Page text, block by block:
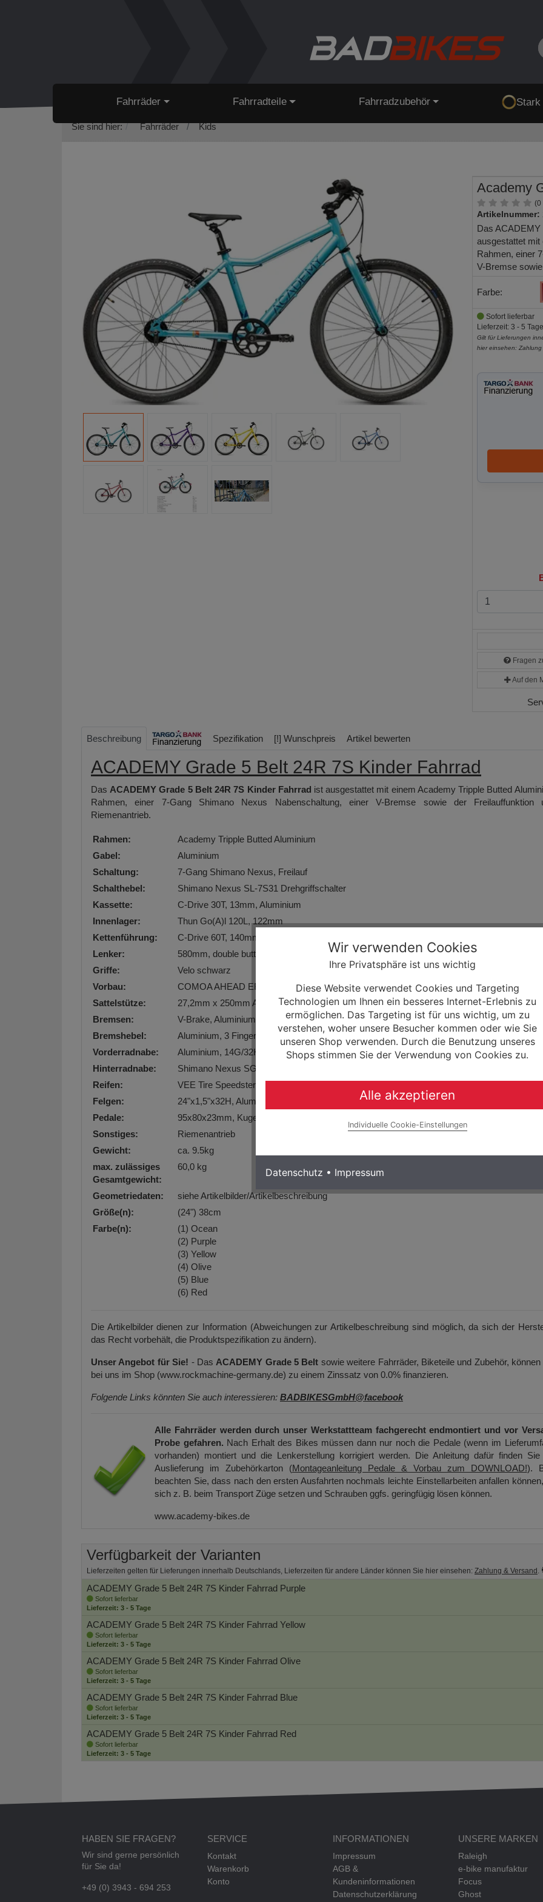
Fahrräder Fahrradteile Fahrradzubehör Stark
Sie sind hier: Fahrräder Kids
Academy
(0
Artikelnummer:
Das ACADEMY
ausgestattet mit
Rahmen, einer
V-Bremse
Farbe:
Sofort lieferbar
Lieferzeit: 3 - 5
Gilt für Lieferungen
hier einsehen:
Fragen
Auf den
Beschreibung Spezifikation [!] Wunschpreis Artikel bewerten
ACADEMY Grade 5 Belt 24R 7S Kinder Fahrrad
Das ACADEMY Grade 5 Belt 24R 7S Kinder Fahrrad ist ausgestattet mit einem Academy Tripple Butted
Rahmen, einer 7-Gang Shimano Nexus Nabenschaltung, einer V-Bremse sowie der Freilauffunktion
Riemenantrieb.
Rahmen:
Academy Tripple Butted Aluminium
Gabel:
Aluminium
Schaltung:
7-Gang Shimano Nexus, Freilauf
Schalthebel:
Shimano Nexus SL-7S31 Drehgriffschalter
Kassette:
C-Drive 30T, 13mm, Aluminium
Innenlager:
Thun Go(A)l 120L, 122mm
Kettenführung:
C-Drive 60T, 140mm, Aluminium
Lenker:
580mm, double butted Aluminium, 20mm rise
Griffe:
Velo schwarz
Vorbau:
COMOA AHEAD ERGOLINE
Sattelstütze:
27,2mm x 250mm Aluminium
Bremsen:
V-Brake, Aluminium
Bremshebel:
Aluminium, 3 Finger
Vorderradnabe:
Aluminium, 14G/32H, schwarz, QR
Hinterradnabe:
Shimano Nexus SG-C3001 7-Gang Freilauf, schwarz
Reifen:
VEE Tire Speedster 24"x1,50 (40-507), Reflexstreifen, 72 TPI
Felgen:
24"x1,5"x32H, Aluminium, schwarz
Pedale:
95x80x23mm, Kugellager, schwarz mit Reflektoren, 9/16 Gewinde
Sonstiges:
Riemenantrieb
Gewicht:
ca. 9.5kg
max. zulässiges
Gesamtgewicht:
60,0 kg
Geometriedaten:
siehe Artikelbilder/Artikelbeschreibung
Größe(n):
(24") 38cm
Farbe(n):
(1) Ocean
(2) Purple
(3) Yellow
(4) Olive
(5) Blue
(6) Red
Die Artikelbilder dienen zur Information (Abweichungen zur Artikelbeschreibung sind möglich, da sich der
das Recht vorbehält, die Produktspezifikation zu ändern).
Unser Angebot für Sie! - Das ACADEMY Grade 5 Belt sowie weitere Fahrräder, Biketeile und Zubehör, können
bei uns im Shop (www.rockmachine-germany.de) zu einem Zinssatz von 0.0% finanzieren.
Folgende Links könnten Sie auch interessieren: BADBIKESGmbH@facebook
Alle Fahrräder werden durch unser Werkstattteam fachgerecht endmontiert und vor
Probe gefahren. Nach Erhalt des Bikes müssen dann nur noch die Pedale (wenn im
vorhanden) montiert und die Lenkerstellung korrigiert werden. Die Anleitung dafür finden Sie
Auslieferung im Zubehörkarton (Montageanleitung Pedale & Vorbau zum DOWNLOAD!).
beachten Sie, dass nach den ersten Ausfahrten nochmals leichte Einstellarbeiten anfallen
sich z. B. beim Transport Züge setzen und Schrauben ggfs. geringfügig lösen können.
www.academy-bikes.de
Verfügbarkeit der Varianten
Lieferzeiten gelten für Lieferungen innerhalb Deutschlands, Lieferzeiten für andere Länder können Sie hier einsehen: Zahlung & Versand .
ACADEMY Grade 5 Belt 24R 7S Kinder Fahrrad Purple
Sofort lieferbar
Lieferzeit: 3 - 5 Tage
ACADEMY Grade 5 Belt 24R 7S Kinder Fahrrad Yellow
Sofort lieferbar
Lieferzeit: 3 - 5 Tage
ACADEMY Grade 5 Belt 24R 7S Kinder Fahrrad Olive
Sofort lieferbar
Lieferzeit: 3 - 5 Tage
ACADEMY Grade 5 Belt 24R 7S Kinder Fahrrad Blue
Sofort lieferbar
Lieferzeit: 3 - 5 Tage
ACADEMY Grade 5 Belt 24R 7S Kinder Fahrrad Red
Sofort lieferbar
Lieferzeit: 3 - 5 Tage
HABEN SIE FRAGEN?
Wir sind gerne persönlich
für Sie da!
+49 (0) 3943 - 694 253
SERVICE
Kontakt
Warenkorb
Konto
INFORMATIONEN
Impressum
AGB &
Kundeninformationen
Datenschutzerklärung
UNSERE MARKEN
Raleigh
e-bike manufaktur
Focus
Ghost
Wir verwenden Cookies
Ihre Privatsphäre ist uns wichtig
Diese Website verwendet Cookies und Targeting
Technologien um Ihnen ein besseres Internet-Erlebnis zu
ermöglichen. Das Targeting ist für uns wichtig, um zu
verstehen, woher unsere Besucher kommen oder wie Sie
unseren Shop verwenden. Durch die Benutzung unseres
Shops stimmen Sie der Verwendung von Cookies zu.
Alle akzeptieren
Individuelle Cookie-Einstellungen
Datenschutz • Impressum